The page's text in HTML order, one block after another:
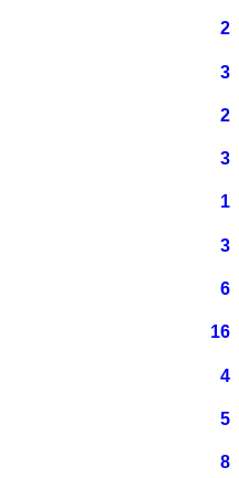
2
3
2
3
1
3
6
16
4
5
8